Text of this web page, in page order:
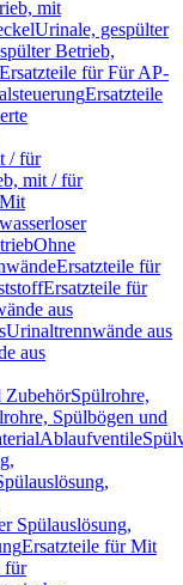
mit
Urinale, gespülter
Betrieb,
Ersatzteile für Für AP-
Ersatzteile
/ für
mit / für
Mit
Ohne
Ersatzteile für
Ersatzteile für
aus
Urinaltrennwände aus
aus
ZubehörSpülrohre,
Spülbögen und
Ablaufventile
Spülauslösung,
Ersatzteile für Mit
für